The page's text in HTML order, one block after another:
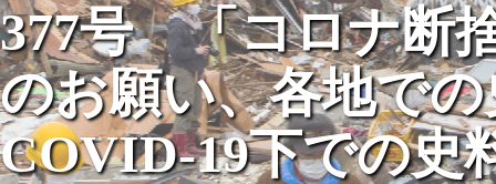
377号 「コロナ断
のお願い、各地で
COVID-19下での史